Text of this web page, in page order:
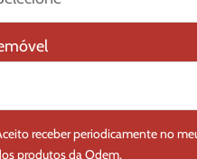
receber periodicamente no
produtos da Odem.